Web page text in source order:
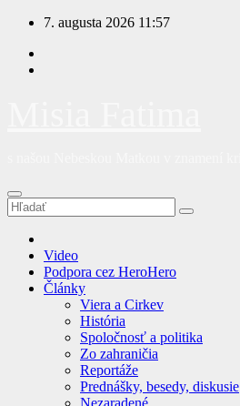
Prejsť
obsah
7. augusta 2026 11:57
Video
Podpora cez HeroHero
Články
Viera a Cirkev
História
Spoločnosť a politika
Zo zahraničia
Reportáže
Prednášky, besedy, diskusie
Nezaradené